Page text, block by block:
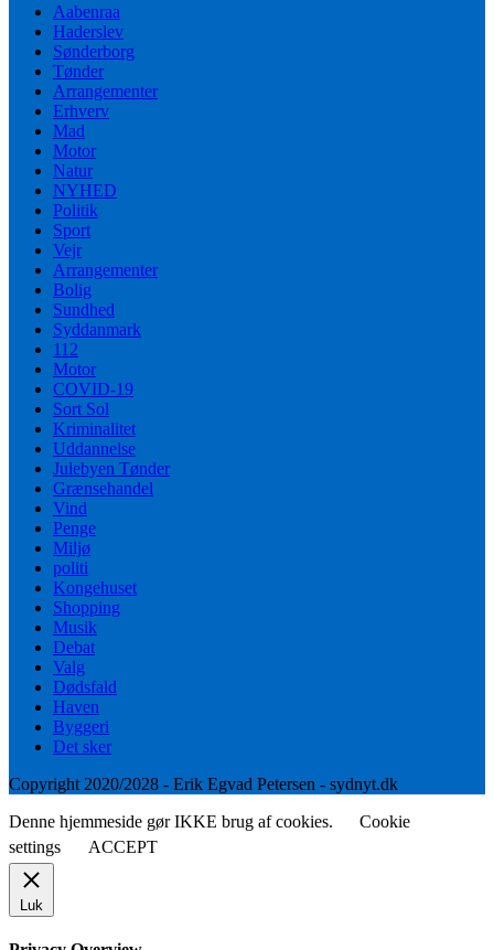
Aabenraa
Haderslev
Sønderborg
Tønder
Arrangementer
Erhverv
Mad
Motor
Natur
NYHED
Politik
Sport
Vejr
Arrangementer
Bolig
Sundhed
Syddanmark
112
Motor
COVID-19
Sort Sol
Kriminalitet
Uddannelse
Julebyen Tønder
Grænsehandel
Vind
Penge
Miljø
politi
Kongehuset
Shopping
Musik
Debat
Valg
Dødsfald
Haven
Byggeri
Det sker
Copyright 2020/2028 - Erik Egvad Petersen - sydnyt.dk
Denne hjemmeside gør IKKE brug af cookies.
Cookie
settings
ACCEPT
Luk